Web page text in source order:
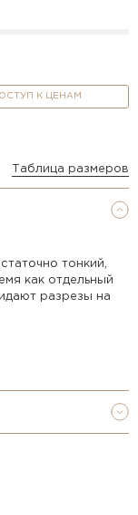
К ЦЕНАМ
Таблица размеров
тонкий,
как отдельный
разрезы на